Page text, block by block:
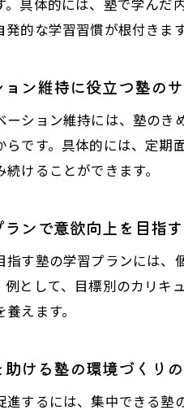
。具体的には、塾で学んだ
発的な学習習慣が根付きます
ン維持に役立つ塾の
ーション維持には、塾のき
らです。具体的には、定期
けることができます。
ンで意欲向上を目指
指す塾の学習プランには、
例として、目標別のカリキ
えます。
助ける塾の環境づくり
進するには、集中できる